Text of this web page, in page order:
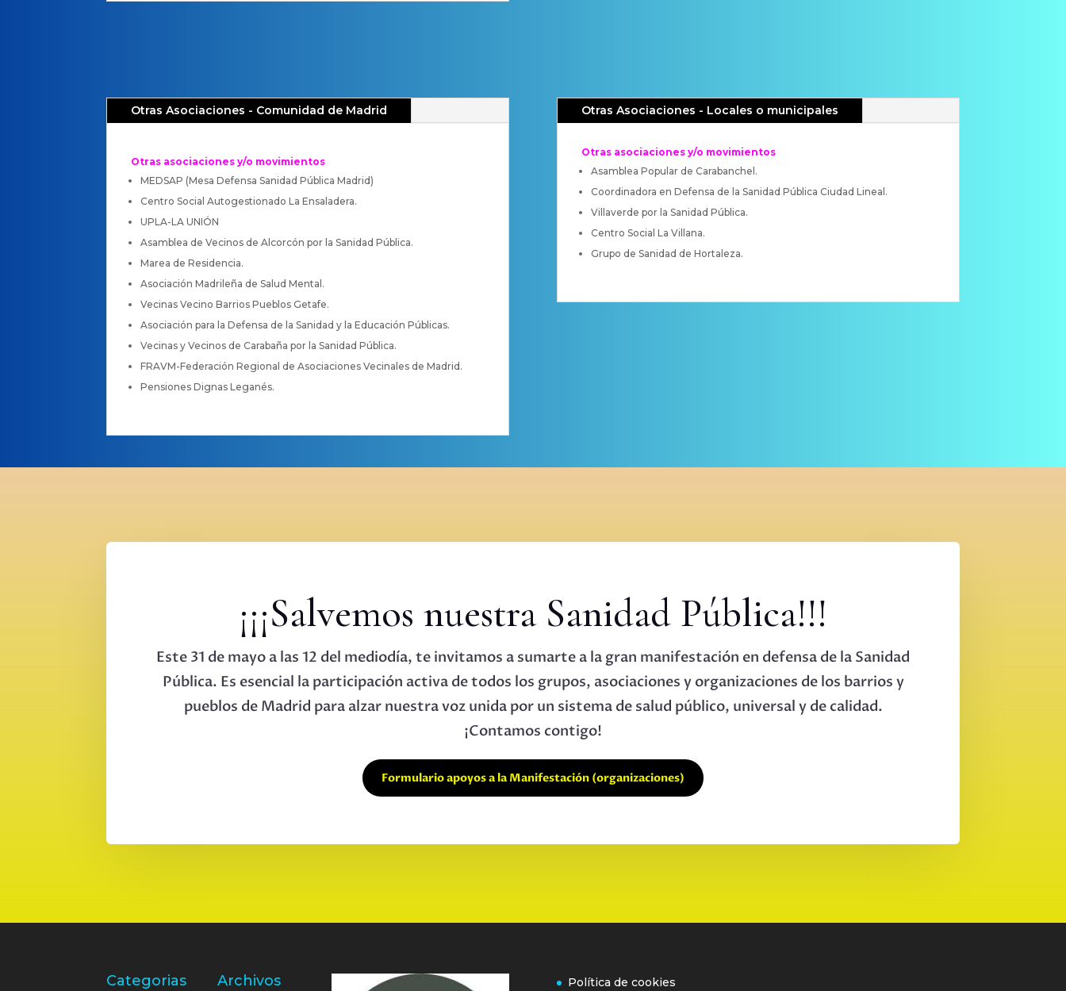
Otras Asociaciones - Comunidad de Madrid
Otras asociaciones y/o movimientos
MEDSAP (Mesa Defensa Sanidad Pública Madrid)
Centro Social Autogestionado La Ensaladera.
UPLA-LA UNIÓN
Asamblea de Vecinos de Alcorcón por la Sanidad Pública.
Marea de Residencia.
Asociación Madrileña de Salud Mental.
Vecinas Vecino Barrios Pueblos Getafe.
Asociación para la Defensa de la Sanidad y la Educación Públicas.
Vecinas y Vecinos de Carabaña por la Sanidad Pública.
FRAVM-Federación Regional de Asociaciones Vecinales de Madrid.
Pensiones Dignas Leganés.
Otras Asociaciones - Locales o municipales
Otras asociaciones y/o movimientos
Asamblea Popular de Carabanchel.
Coordinadora en Defensa de la Sanidad Pública Ciudad Lineal.
Villaverde por la Sanidad Pública.
Centro Social La Villana.
Grupo de Sanidad de Hortaleza.
¡¡¡Salvemos nuestra Sanidad Pública!!!
Este 31 de mayo a las 12 del mediodía, te invitamos a sumarte a la gran manifestación en defensa de la Sanidad
Pública. Es esencial la participación activa de todos los grupos, asociaciones y organizaciones de los barrios y
pueblos de Madrid para alzar nuestra voz unida por un sistema de salud público, universal y de calidad.
¡Contamos contigo!
Formulario apoyos a la Manifestación (organizaciones)
Categorias Archivos Política de cookies